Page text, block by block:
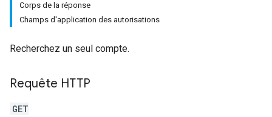
Corps de la réponse
Champs d'application des autorisations
Recherchez un seul compte.
Requête HTTP
GET